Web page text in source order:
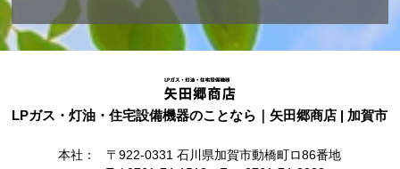
LPガス・灯油・住宅設備機器のことなら｜矢田郷商店 | 加賀市
本社：
〒922-0331 石川県加賀市動橋町ロ86番地